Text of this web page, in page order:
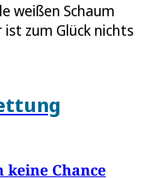
weißen Schaum
ist zum Glück nichts
Chance